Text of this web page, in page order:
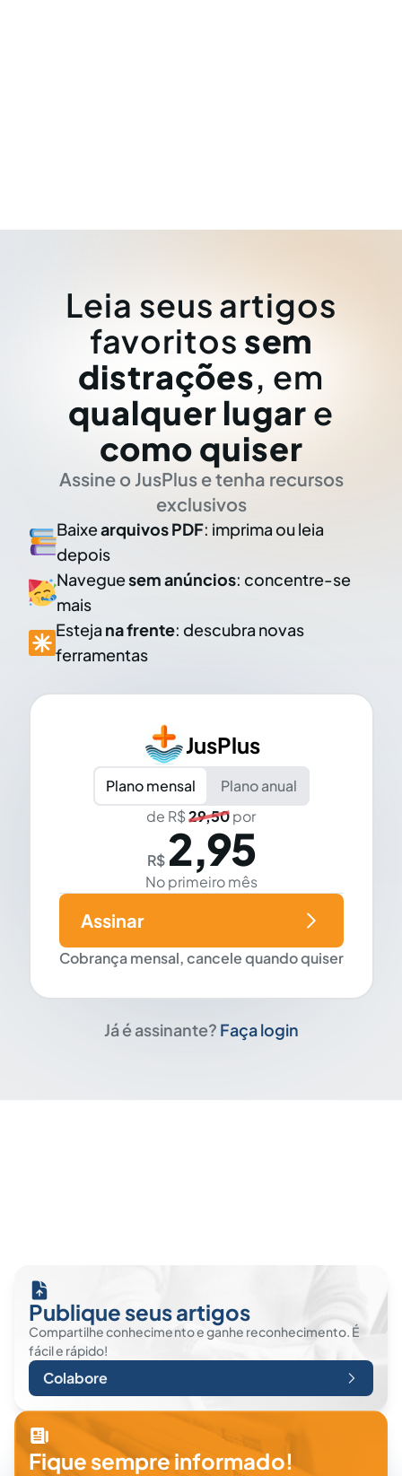
Leia seus artigos
favoritos sem
distrações, em
qualquer lugar e
como quiser
Assine o JusPlus e tenha recursos
exclusivos
Baixearquivos PDF: imprima ou leia
depois
Naveguesem anúncios: concentre-se
mais
Esteja na frente: descubra novas
ferramentas
JusPlus
Plano mensal
Plano anual
de R$29,50por
R$ 2,95
No primeiro mês
Cobrança mensal, cancele quando quiser
Assinar
Já é assinante? Faça login
Publique seus artigos
Compartilhe conhecimento e ganhe reconhecimento. É
fácil e rápido!
Colabore
Fique sempre informado!